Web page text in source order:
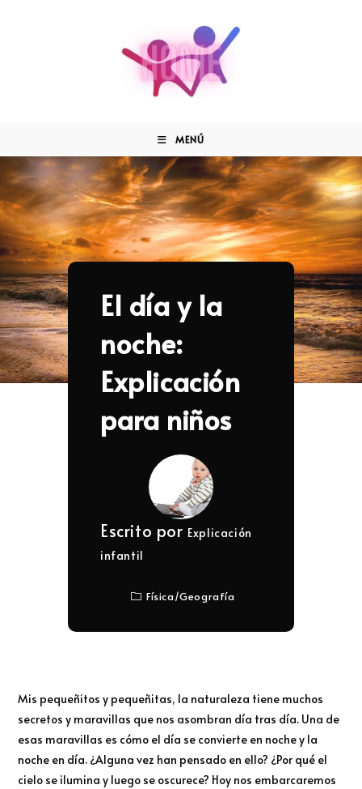
MENÚ
El día y la
noche:
Explicación
para niños
Escrito por Explicación
infantil
Física/Geografía
Mis pequeñitos y pequeñitas, la naturaleza tiene muchos
secretos y maravillas que nos asombran día tras día. Una de
esas maravillas es cómo el día se convierte en noche y la
noche en día. ¿Alguna vez han pensado en ello? ¿Por qué el
cielo se ilumina y luego se oscurece? Hoy nos embarcaremos